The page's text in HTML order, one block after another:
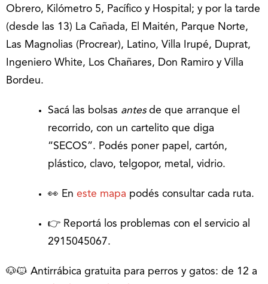
Obrero, Kilómetro 5, Pacífico y Hospital; y por la tarde
(desde las 13) La Cañada, El Maitén, Parque Norte,
Las Magnolias (Procrear), Latino, Villa Irupé, Duprat,
Ingeniero White, Los Chañares, Don Ramiro y Villa
Bordeu.
Sacá las bolsas antes de que arranque el
recorrido, con un cartelito que diga
“SECOS”. Podés poner papel, cartón,
plástico, clavo, telgopor, metal, vidrio.
👀 En este mapa podés consultar cada ruta.
👉 Reportá los problemas con el servicio al
2915045067.
🐶🐱 Antirrábica gratuita para perros y gatos: de 12 a